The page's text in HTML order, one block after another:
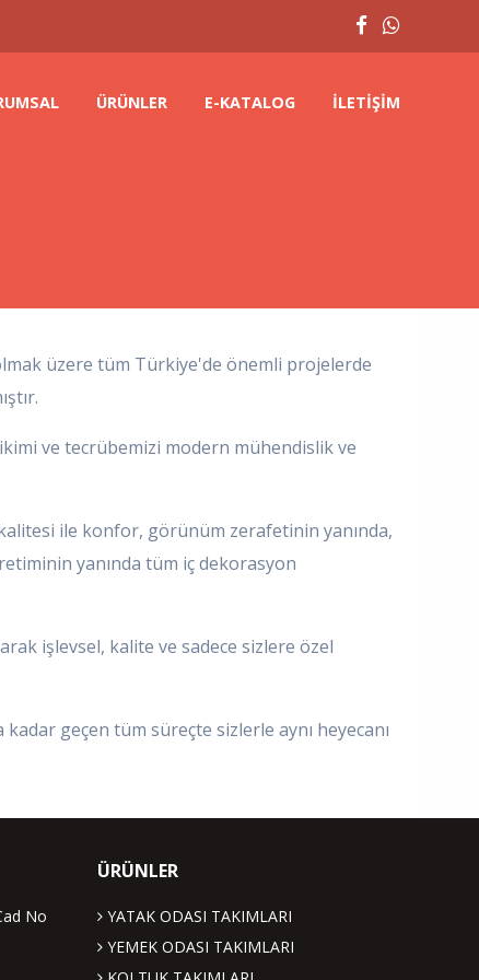
ÜRÜNLER E-KATALOG İLETIŞIM
üzere tüm Türkiye'de önemli projelerde
ve tecrübemizi modern mühendislik ve
ile konfor, görünüm zerafetinin yanında,
yanında tüm iç dekorasyon
işlevsel, kalite ve sadece sizlere özel
geçen tüm süreçte sizlerle aynı heyecanı
No
ÜRÜNLER
YATAK ODASI TAKIMLARI
YEMEK ODASI TAKIMLARI